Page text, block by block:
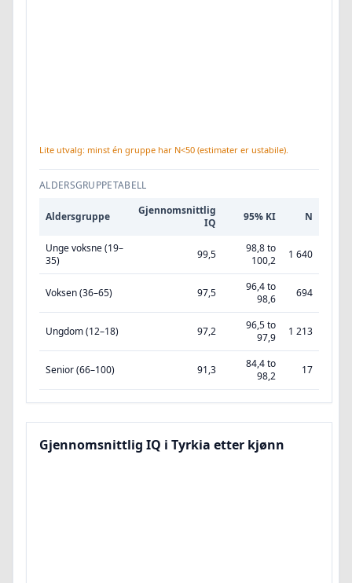
Lite utvalg: minst én gruppe har N<50 (estimater er ustabile).
ALDERSGRUPPETABELL
Aldersgruppe
Gjennomsnittlig
IQ
95% KI N
Unge voksne (19–
35)
99,5
98,8 to
100,2
1 640
Voksen (36–65) 97,5
96,4 to
98,6
694
Ungdom (12–18) 97,2
96,5 to
97,9
1 213
Senior (66–100) 91,3
84,4 to
98,2
17
Gjennomsnittlig IQ i Tyrkia etter kjønn